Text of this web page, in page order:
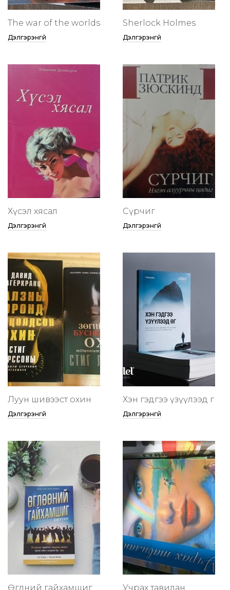
The war of the worlds
Дэлгэрэнгүй
Sherlock Holmes
Дэлгэрэнгүй
Хүсэл хясал
Дэлгэрэнгүй
Сүрчиг
Дэлгэрэнгүй
Луун шивээст охин
Дэлгэрэнгүй
Хэн гэдгээ үзүүлээд өг
Дэлгэрэнгүй
Өглөөний гайхамшиг
Учрах тавилан